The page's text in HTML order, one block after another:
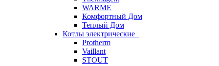
WARME
Комфортный Дом
Теплый Дом
Котлы электрические
Protherm
Vaillant
STOUT